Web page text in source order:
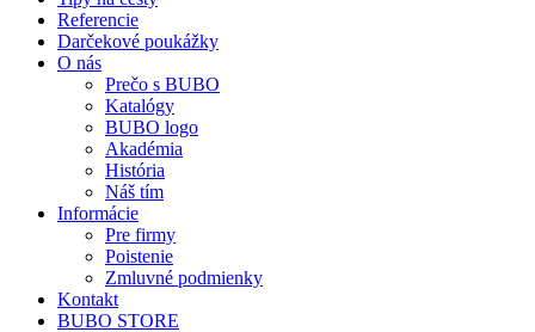
Referencie
Darčekové poukážky
O nás
Prečo s BUBO
Katalógy
BUBO logo
Akadémia
História
Náš tím
Informácie
Pre firmy
Poistenie
Zmluvné podmienky
Kontakt
BUBO STORE